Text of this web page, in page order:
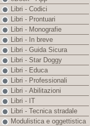
Libri - Codici
Libri - Prontuari
Libri - Monografie
Libri - In breve
Libri - Guida Sicura
Libri - Star Doggy
Libri - Educa
Libri - Professionali
Libri - Abilitazioni
Libri - IT
Libri - Tecnica stradale
Modulistica e oggettistica